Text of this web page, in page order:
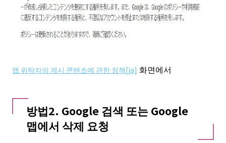
맵 위탁자의 게시 콘텐츠에 관한 정책[ja] 화면에서
방법2. Google 검색 또는 Google
맵에서 삭제 요청